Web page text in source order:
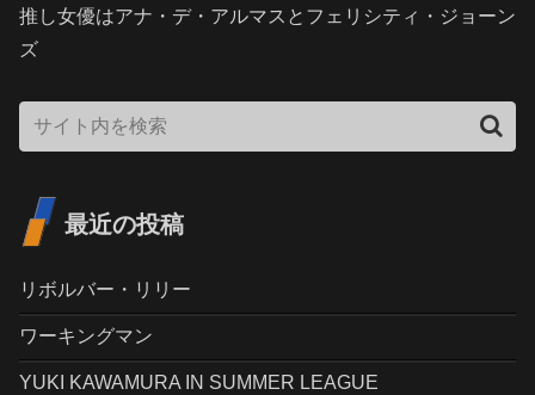
推し女優はアナ・デ・アルマスとフェリシティ・ジョーン
ズ
最近の投稿
リボルバー・リリー
ワーキングマン
YUKI KAWAMURA IN SUMMER LEAGUE